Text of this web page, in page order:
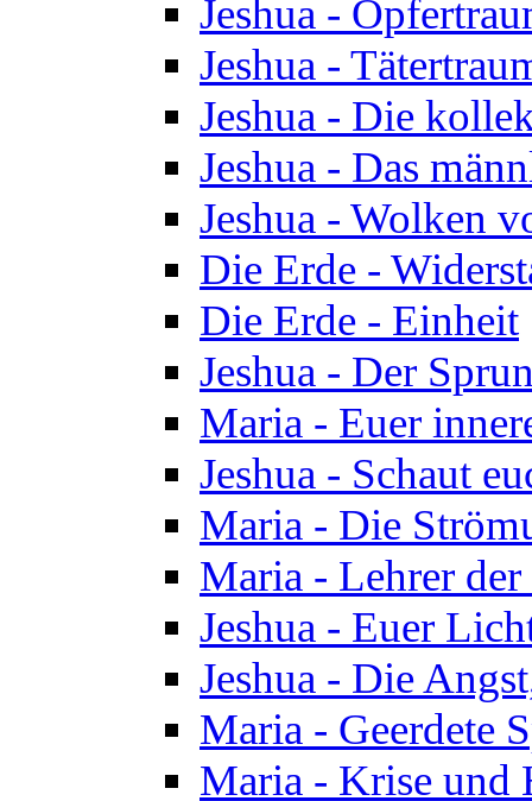
Jeshua -
Jeshua -
Jeshua - Die
Jeshua - Das
Jeshua - Wolken
Die Erde -
Die Erde - Einheit
Jeshua - Der
Maria - Euer
Jeshua - Schaut
Maria - Die
Maria - Lehrer
Jeshua - Euer
Jeshua - Die
Maria - Geerdete
Maria - Krise und